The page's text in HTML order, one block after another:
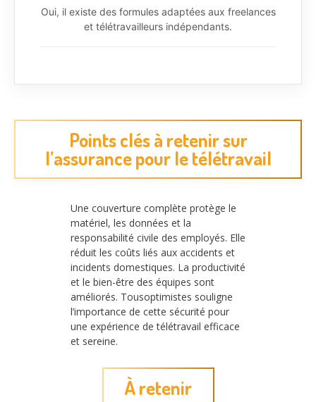
Oui, il existe des formules adaptées aux freelances
et télétravailleurs indépendants.
Points clés à retenir sur
l’assurance pour le télétravail
Une couverture complète protège le
matériel, les données et la
responsabilité civile des employés. Elle
réduit les coûts liés aux accidents et
incidents domestiques. La productivité
et le bien-être des équipes sont
améliorés. Tousoptimistes souligne
l’importance de cette sécurité pour
une expérience de télétravail efficace
et sereine.
À retenir